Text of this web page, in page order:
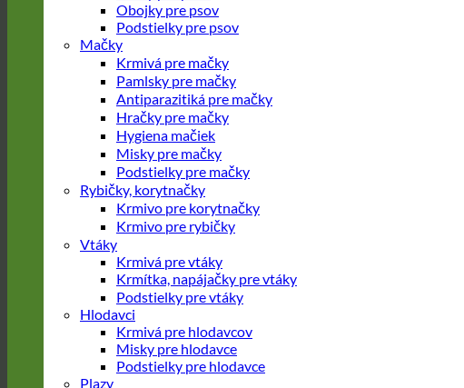
Obojky pre psov
Podstielky pre psov
Mačky
Krmivá pre mačky
Pamlsky pre mačky
Antiparazitiká pre mačky
Hračky pre mačky
Hygiena mačiek
Misky pre mačky
Podstielky pre mačky
Rybičky, korytnačky
Krmivo pre korytnačky
Krmivo pre rybičky
Vtáky
Krmivá pre vtáky
Krmítka, napájačky pre vtáky
Podstielky pre vtáky
Hlodavci
Krmivá pre hlodavcov
Misky pre hlodavce
Podstielky pre hlodavce
Plazy